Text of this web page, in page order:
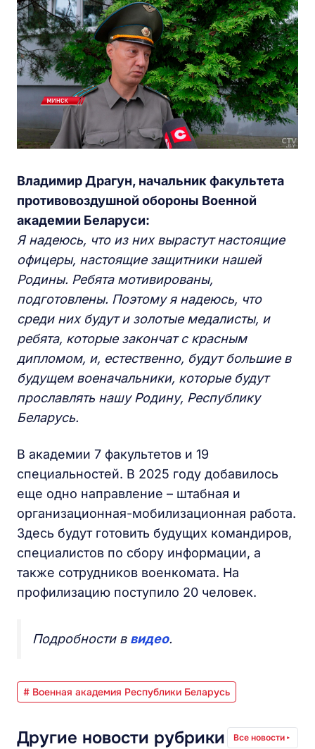
Владимир Драгун, начальник факультета
противовоздушной обороны Военной
академии Беларуси:
Я надеюсь, что из них вырастут настоящие
офицеры, настоящие защитники нашей
Родины. Ребята мотивированы,
подготовлены. Поэтому я надеюсь, что
среди них будут и золотые медалисты, и
ребята, которые закончат с красным
дипломом, и, естественно, будут большие в
будущем военачальники, которые будут
прославлять нашу Родину, Республику
Беларусь.
В академии 7 факультетов и 19
специальностей. В 2025 году добавилось
еще одно направление – штабная и
организационная-мобилизационная работа.
Здесь будут готовить будущих командиров,
специалистов по сбору информации, а
также сотрудников военкомата. На
профилизацию поступило 20 человек.
Подробности в видео.
# Военная академия Республики Беларусь
Другие новости рубрики Все новости